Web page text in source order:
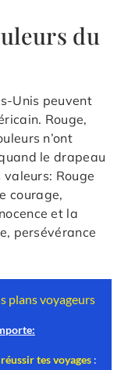
du
Unis peuvent
Rouge,
n’ont
le drapeau
Rouge
courage,
et la
persévérance